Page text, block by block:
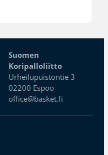
Suomen
Koripalloliitto
Urheilupuistontie 3
02200 Espoo
office@basket.fi